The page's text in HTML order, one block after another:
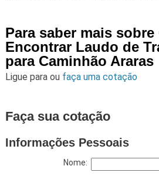
Para saber mais sobre
Encontrar Laudo de
para Caminhão Araras
Ligue para ou faça uma cotação
Faça sua cotação
Informações Pessoais
Nome: